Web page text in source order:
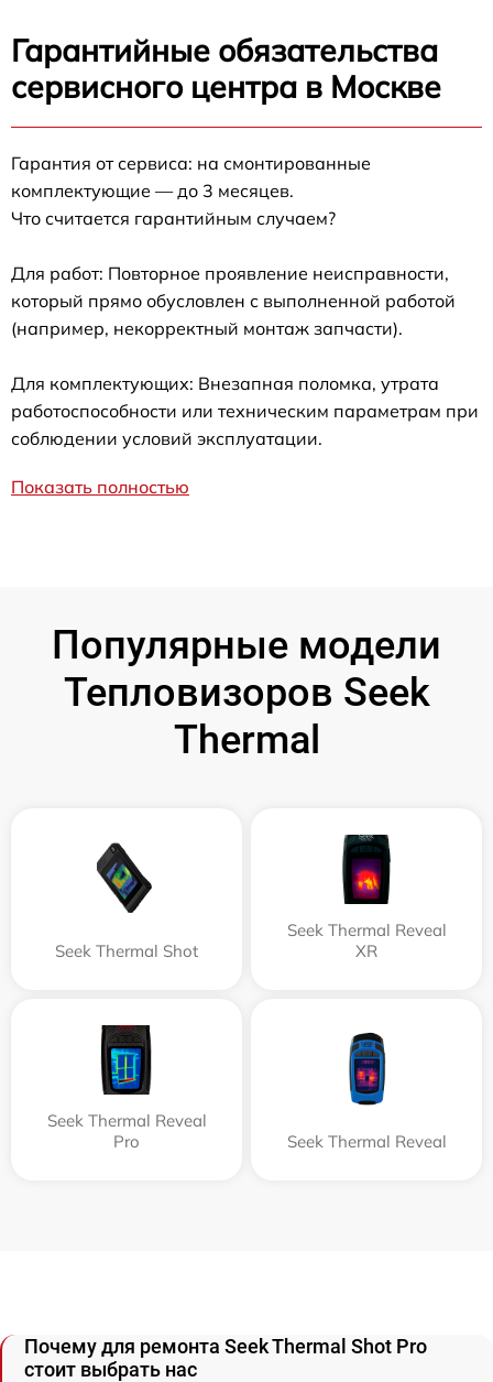
Гарантийные обязательства
сервисного центра в Москве
Гарантия от сервиса: на смонтированные
комплектующие — до 3 месяцев.
Что считается гарантийным случаем?
Для работ: Повторное проявление неисправности,
который прямо обусловлен с выполненной работой
(например, некорректный монтаж запчасти).
Для комплектующих: Внезапная поломка, утрата
работоспособности или техническим параметрам при
соблюдении условий эксплуатации.
Показать полностью
Популярные модели
Тепловизоров Seek
Thermal
Seek Thermal Shot
Seek Thermal Reveal
XR
Seek Thermal Reveal
Pro
Seek Thermal Reveal
Почему для ремонта Seek Thermal Shot Pro
стоит выбрать нас